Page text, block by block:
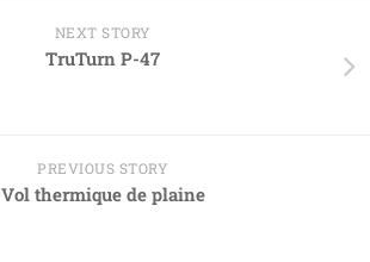
NEXT STORY
TruTurn P-47
PREVIOUS STORY
Vol thermique de plaine